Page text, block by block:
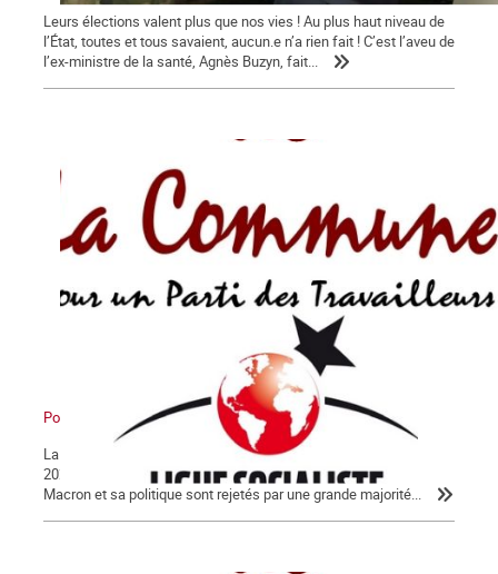
Leurs élections valent plus que nos vies ! Au plus haut niveau de
l’État, toutes et tous savaient, aucun.e n’a rien fait ! C’est l’aveu de
l’ex-ministre de la santé, Agnès Buzyn, fait...
Pour en finir avec Macron !
La Lettre de La Commune, nouvelle série, n° 124 - Jeudi 30 janvier
2020 Après 56 jours d’un conflit historique, c’est peu dire que
Macron et sa politique sont rejetés par une grande majorité...